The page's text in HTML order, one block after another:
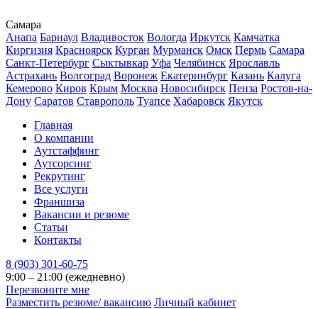
Самара
Анапа Барнаул Владивосток Вологда Иркутск Камчатка
Киргизия Красноярск Курган Мурманск Омск Пермь Самара
Санкт-Петербург Сыктывкар Уфа Челябинск Ярославль
Астрахань Волгоград Воронеж Екатеринбург Казань Калуга
Кемерово Киров Крым Москва Новосибирск Пенза Ростов-на-
Дону Саратов Ставрополь Туапсе Хабаровск Якутск
Главная
О компании
Аутстаффинг
Аутсорсинг
Рекрутинг
Все услуги
Франшиза
Вакансии и резюме
Статьи
Контакты
8 (903) 301-60-75
9:00 – 21:00 (ежедневно)
Перезвоните мне
Разместить резюме/ вакансию Личный кабинет